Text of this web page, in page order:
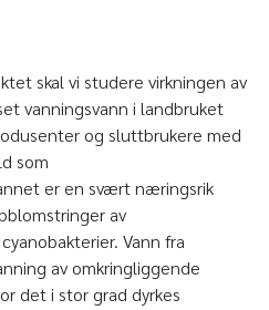
skal vi studere virkningen av
vanningsvann i landbruket
og sluttbrukere med
som
er en svært næringsrik
av
Vann fra
av omkringliggende
det i stor grad dyrkes